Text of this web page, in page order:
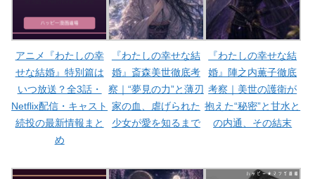
アニメ『わたしの幸
せな結婚』特別篇は
いつ放送？全3話・
Netflix配信・キャスト
続投の最新情報まと
め
『わたしの幸せな結
婚』斎森美世徹底考
察｜“夢見の力”と薄刃
家の血、虐げられた
少女が愛を知るまで
『わたしの幸せな結
婚』陣之内薫子徹底
考察｜美世の護衛が
抱えた“秘密”と甘水と
の内通、その結末